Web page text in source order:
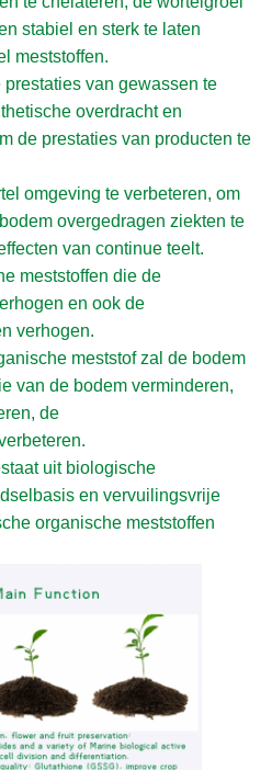
stabiel en sterk te laten
meststoffen.
van gewassen te
overdracht en
de prestaties van producten te
omgeving te verbeteren, om
overgedragen ziekten te
van continue teelt.
meststoffen die de
en ook de
verhogen.
meststof zal de bodem
van de bodem verminderen,
de
uit biologische
en vervuilingsvrije
organische meststoffen